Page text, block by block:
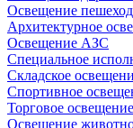
Освещение
Архитектурное
Освещение АЗС
Специальное
Складское
Спортивное
Торговое освещение
Освещение